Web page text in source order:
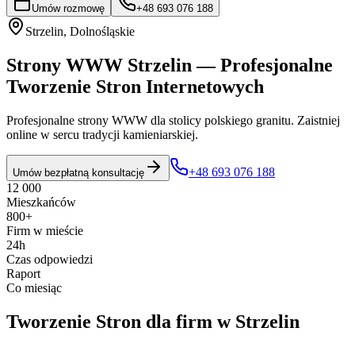
Umów rozmowę +48 693 076 188
Strzelin, Dolnośląskie
Strony WWW Strzelin — Profesjonalne
Tworzenie Stron Internetowych
Profesjonalne strony WWW dla stolicy polskiego granitu. Zaistniej
online w sercu tradycji kamieniarskiej.
Umów bezpłatną konsultację
+48 693 076 188
12 000
Mieszkańców
800+
Firm w mieście
24h
Czas odpowiedzi
Raport
Co miesiąc
Tworzenie Stron dla firm w Strzelin